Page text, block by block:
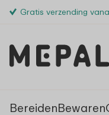
Gratis verzending
BereidenBewaren